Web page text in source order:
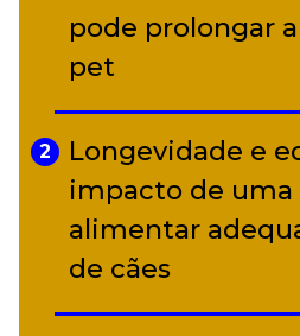
alter ego infantil
Curitiba
pode prolongar
pet
2
Longevidade e
impacto de
alimentar
de cães